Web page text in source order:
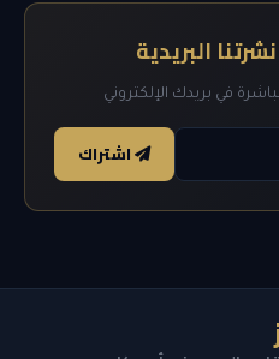
البريدية
في بريدك الإلكتروني
اشتراك